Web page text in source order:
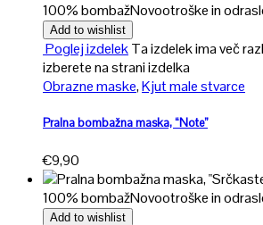
100% bombažNovootroške in
Add to wishlist
Poglej izdelekTa izdelek ima več
izberete na strani izdelka
Obrazne maske,Kjut male stvarce
Pralna bombažna maska, “Note”
€9,90
100% bombažNovootroške in
Add to wishlist